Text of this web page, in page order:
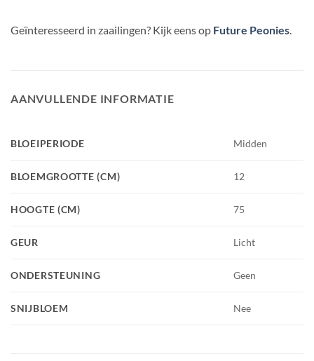
Geïnteresseerd in zaailingen? Kijk eens op Future Peonies.
AANVULLENDE INFORMATIE
BLOEIPERIODE Midden
BLOEMGROOTTE (CM) 12
HOOGTE (CM) 75
GEUR Licht
ONDERSTEUNING Geen
SNIJBLOEM Nee